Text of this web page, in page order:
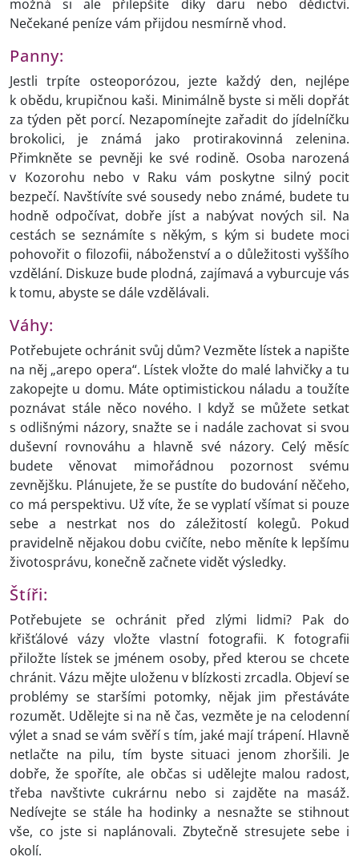
možná si ale přilepšíte díky daru nebo dědictví.
Nečekané peníze vám přijdou nesmírně vhod.
Panny:
Jestli trpíte osteoporózou, jezte každý den, nejlépe
k obědu, krupičnou kaši. Minimálně byste si měli dopřát
za týden pět porcí. Nezapomínejte zařadit do jídelníčku
brokolici, je známá jako protirakovinná zelenina.
Přimkněte se pevněji ke své rodině. Osoba narozená
v Kozorohu nebo v Raku vám poskytne silný pocit
bezpečí. Navštívíte své sousedy nebo známé, budete tu
hodně odpočívat, dobře jíst a nabývat nových sil. Na
cestách se seznámíte s někým, s kým si budete moci
pohovořit o filozofii, náboženství a o důležitosti vyššího
vzdělání. Diskuze bude plodná, zajímavá a vyburcuje vás
k tomu, abyste se dále vzdělávali.
Váhy:
Potřebujete ochránit svůj dům? Vezměte lístek a napište
na něj „arepo opera“. Lístek vložte do malé lahvičky a tu
zakopejte u domu. Máte optimistickou náladu a toužíte
poznávat stále něco nového. I když se můžete setkat
s odlišnými názory, snažte se i nadále zachovat si svou
duševní rovnováhu a hlavně své názory. Celý měsíc
budete věnovat mimořádnou pozornost svému
zevnějšku. Plánujete, že se pustíte do budování něčeho,
co má perspektivu. Už víte, že se vyplatí všímat si pouze
sebe a nestrkat nos do záležitostí kolegů. Pokud
pravidelně nějakou dobu cvičíte, nebo měníte k lepšímu
životosprávu, konečně začnete vidět výsledky.
Štíři:
Potřebujete se ochránit před zlými lidmi? Pak do
křišťálové vázy vložte vlastní fotografii. K fotografii
přiložte lístek se jménem osoby, před kterou se chcete
chránit. Vázu mějte uloženu v blízkosti zrcadla. Objeví se
problémy se staršími potomky, nějak jim přestáváte
rozumět. Udělejte si na ně čas, vezměte je na celodenní
výlet a snad se vám svěří s tím, jaké mají trápení. Hlavně
netlačte na pilu, tím byste situaci jenom zhoršili. Je
dobře, že spoříte, ale občas si udělejte malou radost,
třeba navštivte cukrárnu nebo si zajděte na masáž.
Nedívejte se stále ha hodinky a nesnažte se stihnout
vše, co jste si naplánovali. Zbytečně stresujete sebe i
okolí.